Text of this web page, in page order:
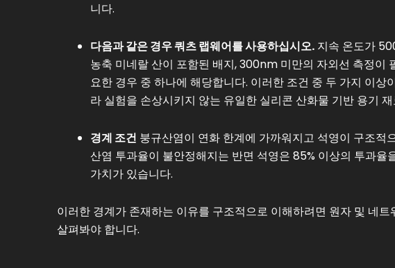
니다.
다음과 같은 경우 쿼츠 랩웨어를 사용하십시오. 지속 온도가
농축 미네랄 산이 포함된 배지, 300nm 미만의 자외선 측정이
요한 경우 중 하나에 해당합니다. 이러한 조건 중 두 가지 이
라 실험을 손상시키지 않는 유일한 실리콘 산화물 기반 용기
경계 조건 붕규산염이 연화 한계에 가까워지고 석영이 구조
산염 투과율이 불안정해지는 반면 석영은 85% 이상의 투과
가치가 있습니다.
이러한 경계가 존재하는 이유를 구조적으로 이해하려면 원자 및 네
살펴봐야 합니다.